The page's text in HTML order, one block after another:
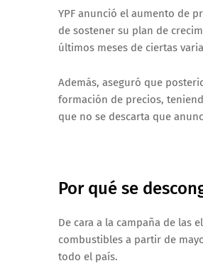
YPF anunció el aumento de
de sostener su plan de
últimos meses de ciertas
Además, aseguró que
formación de precios,
que no se descarta que
Por qué se
De cara a la campaña de las
combustibles a partir de
todo el país.